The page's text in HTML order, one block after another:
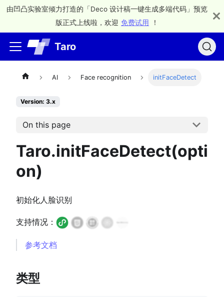
由凹凸实验室倾力打造的「Deco 设计稿一键生成多端代码」预览
版正式上线啦，欢迎 免费试用 ！
Taro
AI Face recognition initFaceDetect
Version: 3.x
On this page
Taro.initFaceDetect(opti
on)
初始化人脸识别
支持情况：
参考文档
类型